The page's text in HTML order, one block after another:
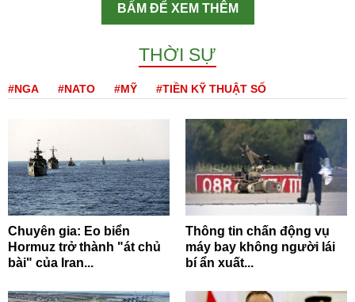
BẤM ĐỂ XEM THÊM
THỜI SỰ
#NGA #NATO #MỸ #TIỀN KỸ THUẬT SỐ
Chuyên gia: Eo biển
Hormuz trở thành "át chủ
bài" của Iran...
Thông tin chấn động vụ
máy bay không người lái
bí ẩn xuất...